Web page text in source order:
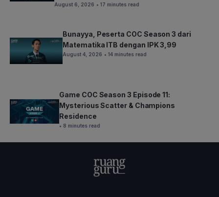
August 6, 2026 • 17 minutes read
Bunayya, Peserta COC Season 3 dari
Matematika ITB dengan IPK 3,99
August 4, 2026 • 14 minutes read
Game COC Season 3 Episode 11:
Mysterious Scatter & Champions
Residence
• 8 minutes read